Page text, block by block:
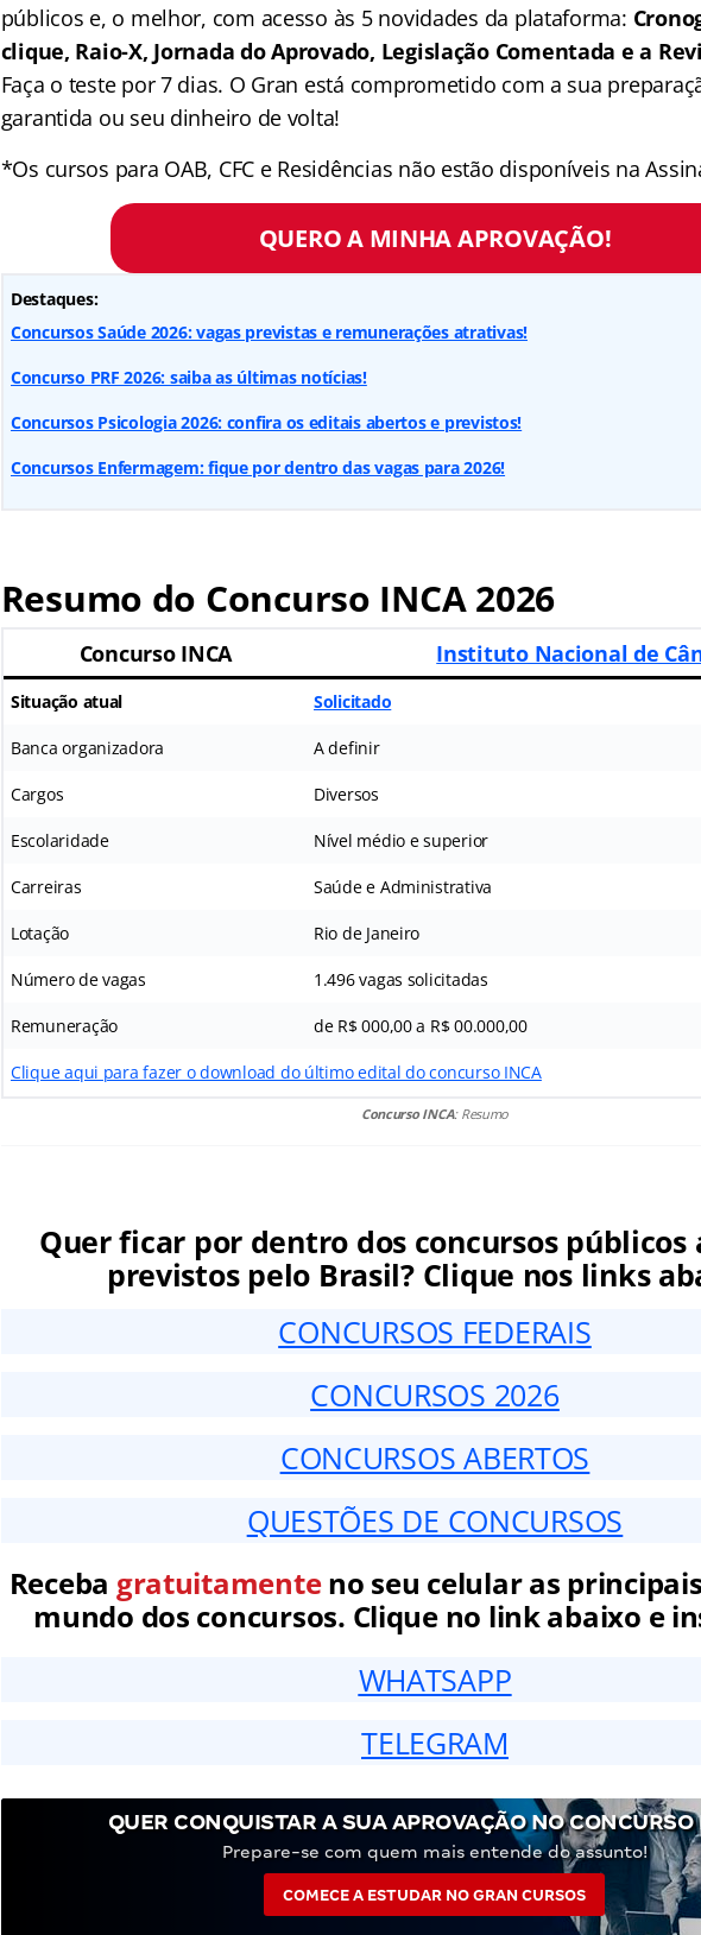
públicos e, o melhor, com acesso às 5 novidades da plataforma:
clique, Raio-X, Jornada do Aprovado, Legislação Comentada e a
Faça o teste por 7 dias. O Gran está comprometido com a sua
garantida ou seu dinheiro de volta!
*Os cursos para OAB, CFC e Residências não estão disponíveis na
QUERO A MINHA APROVAÇÃO!
Destaques:
Concursos Saúde 2026: vagas previstas e remunerações atrativas!
Concurso PRF 2026: saiba as últimas notícias!
Concursos Psicologia 2026: confira os editais abertos e previstos!
Concursos Enfermagem: fique por dentro das vagas para 2026!
Resumo do Concurso INCA 2026
Concurso INCA Instituto Nacional de
Situação atual Solicitado
Banca organizadora A definir
Cargos Diversos
Escolaridade Nível médio e superior
Carreiras Saúde e Administrativa
Lotação Rio de Janeiro
Número de vagas 1.496 vagas solicitadas
Remuneração de R$ 000,00 a R$ 00.000,00
Clique aqui para fazer o download do último edital do concurso INCA
Concurso INCA: Resumo
Quer ficar por dentro dos concursos públicos
previstos pelo Brasil? Clique nos links
CONCURSOS FEDERAIS
CONCURSOS 2026
CONCURSOS ABERTOS
QUESTÕES DE CONCURSOS
Receba gratuitamenteno seu celular as
mundo dos concursos. Clique no link abaixo e
WHATSAPP
TELEGRAM
QUER CONQUISTAR A SUA APROVAÇÃO NO CONCURSO
Prepare-se com quem mais entende do assunto!
COMECE A ESTUDAR NO GRAN CURSOS